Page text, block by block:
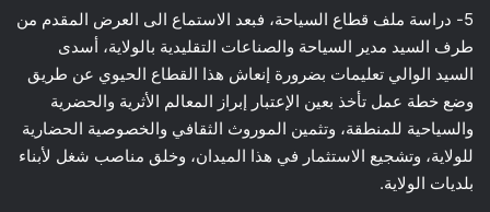
5- دراسة ملف قطاع السياحة، فبعد الاستماع الى العرض المقدم من
طرف السيد مدير السياحة والصناعات التقليدية بالولاية، أسدى
السيد الوالي تعليمات بضرورة إنعاش هذا القطاع الحيوي عن طريق
وضع خطة عمل تأخذ بعين الإعتبار إبراز المعالم الأثرية والحضرية
والسياحية للمنطقة، وتثمين الموروث الثقافي والخصوصية الحضارية
للولاية، وتشجيع الاستثمار في هذا الميدان، وخلق مناصب شغل لأبناء
بلديات الولاية.